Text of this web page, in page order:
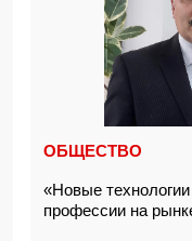
ОБЩЕСТВО
«Новые
профессии на